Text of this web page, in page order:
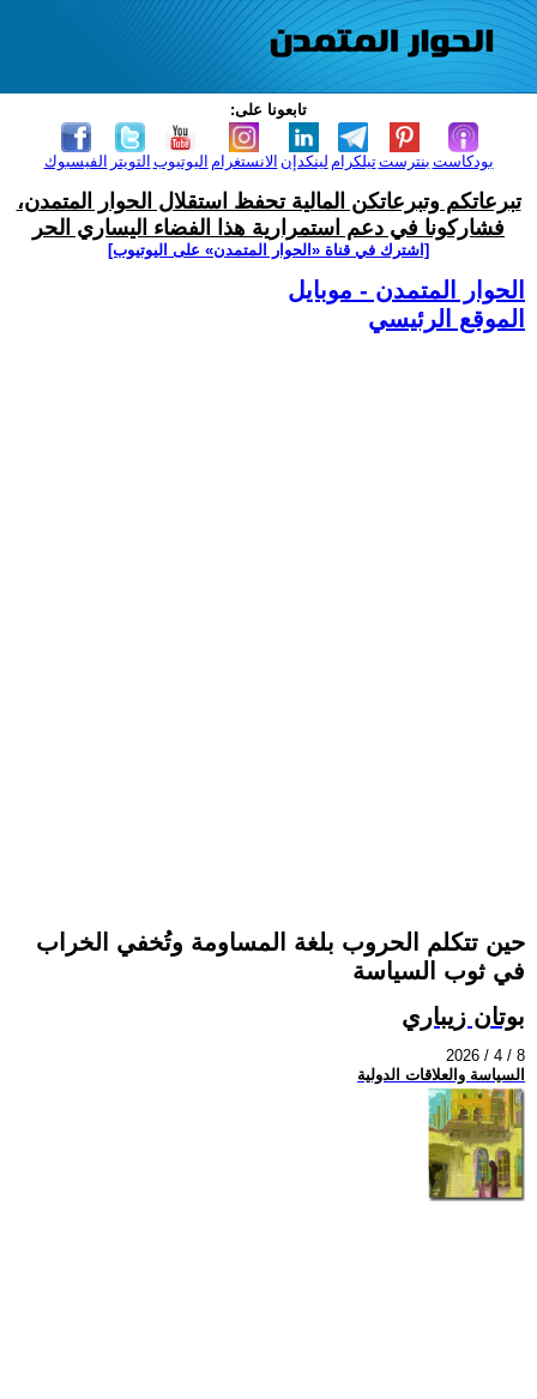
تابعونا على:
الفيسبوك التويتر اليوتيوب الانستغرام لينكدإن تيلكرامبنترست بودكاست
تبرعاتكم وتبرعاتكن المالية تحفظ استقلال الحوار المتمدن،
فشاركونا في دعم استمرارية هذا الفضاء اليساري الحر
[اشترك في قناة ‫«الحوار المتمدن» على اليوتيوب]
الحوار المتمدن - موبايل
الموقع الرئيسي
حين تتكلم الحروب بلغة المساومة وتُخفي الخراب
في ثوب السياسة
بوتان زيباري
2026 / 4 / 8
السياسة والعلاقات الدولية